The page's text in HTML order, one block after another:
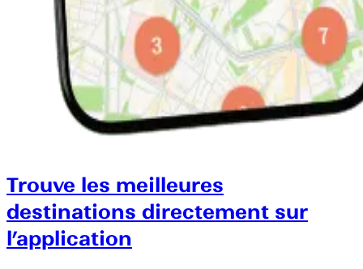
Trouve les meilleures
destinations directement sur
l’application